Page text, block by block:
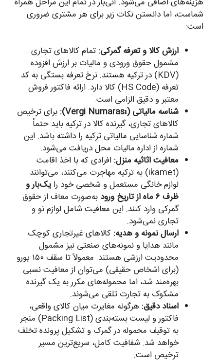
شماست، اما دانستن نکات زیر برای هر مشتری ضروری
است:
ارزش کالا و تعرفه گمرکی: تمام کالاهای تجاری
مشمول حقوق ورودی و مالیات بر ارزش افزوده
(KDV) در ترکیه هستند. نرخ تعرفه بستگی به کد
تعرفه (HS Code) کالا دارد. ارائه فاکتور فروش
معتبر و دقیق الزامی است.
شناسه مالیاتی (Vergi Numarası):
برای ترخیص
کالاهای تجاری، گیرنده کالا در ترکیه باید حتماً
شماره شناسایی مالیاتی ترکیه را داشته باشد. این
شماره از اداره مالیات محل دریافت می‌شود.
معافیت اثاثیه منزل: افرادی که با اخذ اقامت
(ikamet) به ترکیه مهاجرت می‌کنند، می‌توانند
لوازم خانگی مستعمل و شخصی خود رایک‌بار و
ظرف ۶ ماه از تاریخ ورود
به‌صورت معاف از حقوق
گمرکی وارد کنند. این معافیت شامل لوازم نو و
تجاری نمی‌شود.
ارسال نمونه و هدیه: کالاهای غیرتجاری کوچک
مانند هدایا و نمونه‌های صنعتی نیز مشمول
محدودیت ارزشی هستند. معمولاً تا سقف ۱۵۰ یورو
(برای اشخاص حقیقی) می‌توان از معافیت نسبی
بهره‌مند شد، اما محموله‌های مکرر به یک گیرنده
مشکوک به تجارت تلقی می‌شوند.
اسناد دقیق: هرگونه مغایرت میان کالای واقعی،
فاکتور و لیست بسته‌بندی (Packing List) منجر
به توقیف محموله در گمرک و تشکیل پرونده تخلف
خواهد شد. شفافیت کامل، سریع‌ترین مسیر
ترخیص است.